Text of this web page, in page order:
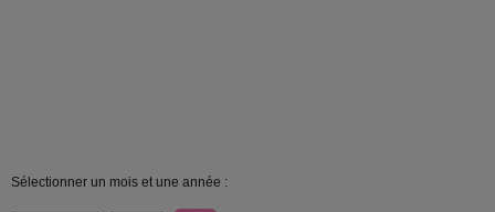
Sélectionner un mois et une année :